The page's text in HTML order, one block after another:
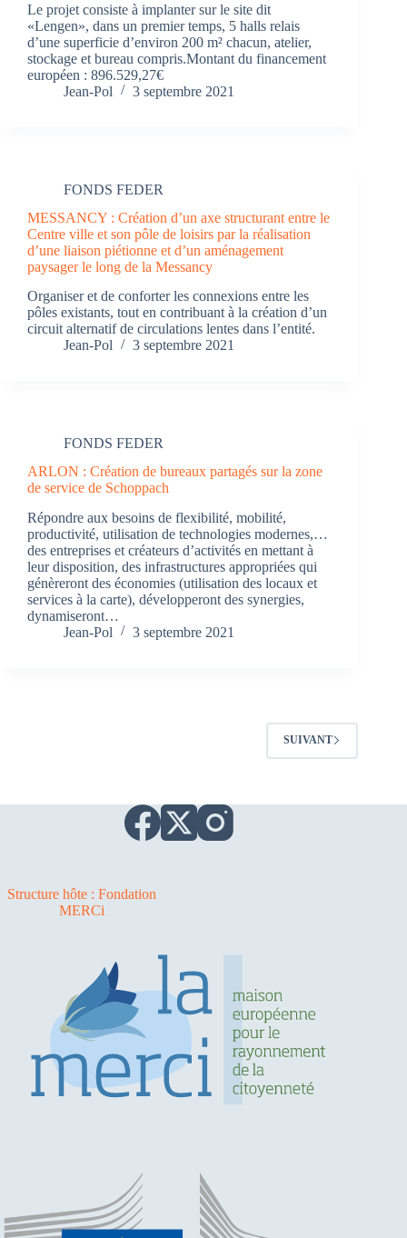
Le projet consiste à implanter sur le site dit
«Lengen», dans un premier temps, 5 halls relais
d’une superficie d’environ 200 m² chacun, atelier,
stockage et bureau compris.Montant du financement
européen : 896.529,27€
Jean-Pol
3 septembre 2021
FONDS FEDER
MESSANCY : Création d’un axe structurant entre le
Centre ville et son pôle de loisirs par la réalisation
d’une liaison piétionne et d’un aménagement
paysager le long de la Messancy
Organiser et de conforter les connexions entre les
pôles existants, tout en contribuant à la création d’un
circuit alternatif de circulations lentes dans l’entité.
Jean-Pol
3 septembre 2021
FONDS FEDER
ARLON : Création de bureaux partagés sur la zone
de service de Schoppach
Répondre aux besoins de flexibilité, mobilité,
productivité, utilisation de technologies modernes,…
des entreprises et créateurs d’activités en mettant à
leur disposition, des infrastructures appropriées qui
génèreront des économies (utilisation des locaux et
services à la carte), développeront des synergies,
dynamiseront…
Jean-Pol
3 septembre 2021
SUIVANT
Structure hôte : Fondation
MERCi